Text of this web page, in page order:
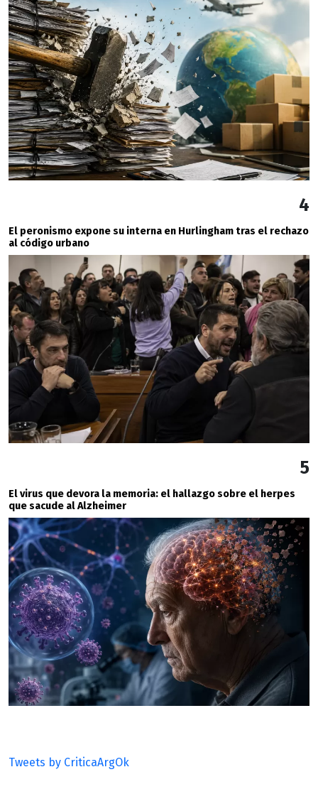
4
El peronismo expone su interna en Hurlingham tras el rechazo
al código urbano
5
El virus que devora la memoria: el hallazgo sobre el herpes
que sacude al Alzheimer
Tweets by CriticaArgOk